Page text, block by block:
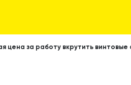
цена за работу вкрутить винтовые